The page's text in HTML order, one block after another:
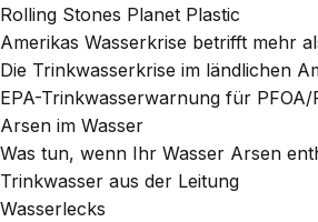
Rolling Stones Planet Plastic
Amerikas Wasserkrise betrifft mehr
Die Trinkwasserkrise im ländlichen
EPA-Trinkwasserwarnung für PFOA/
Arsen im Wasser
Was tun, wenn Ihr Wasser Arsen
Trinkwasser aus der Leitung
Wasserlecks